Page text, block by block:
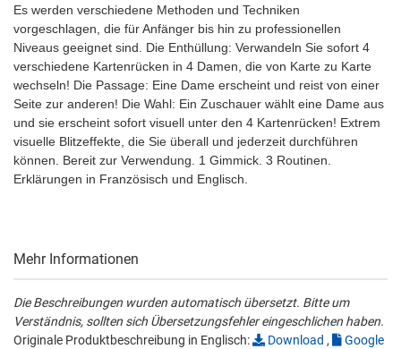
Es werden verschiedene Methoden und Techniken
vorgeschlagen, die für Anfänger bis hin zu professionellen
Niveaus geeignet sind. Die Enthüllung: Verwandeln Sie sofort 4
verschiedene Kartenrücken in 4 Damen, die von Karte zu Karte
wechseln! Die Passage: Eine Dame erscheint und reist von einer
Seite zur anderen! Die Wahl: Ein Zuschauer wählt eine Dame aus
und sie erscheint sofort visuell unter den 4 Kartenrücken! Extrem
visuelle Blitzeffekte, die Sie überall und jederzeit durchführen
können. Bereit zur Verwendung. 1 Gimmick. 3 Routinen.
Erklärungen in Französisch und Englisch.
Mehr Informationen
Die Beschreibungen wurden automatisch übersetzt. Bitte um
Verständnis, sollten sich Übersetzungsfehler eingeschlichen haben.
Originale Produktbeschreibung in Englisch:
Download ,
Google